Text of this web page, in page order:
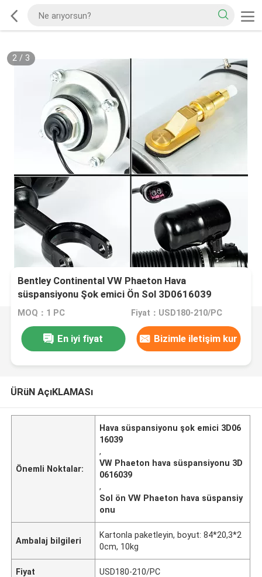
2/ 3
Bentley Continental VW Phaeton Hava
süspansiyonu Şok emici Ön Sol 3D0616039
MOQ：1 PC Fiyat：USD180-210/PC
En iyi fiyat Bizimle iletişim kur
ÜRüN AçıKLAMASı
Önemli Noktalar:
Hava süspansiyonu şok emici 3D06
16039
,
VW Phaeton hava süspansiyonu 3D
0616039
,
Sol ön VW Phaeton hava süspansiy
onu
Ambalaj bilgileri
Kartonla paketleyin, boyut: 84*20,3*2
0cm, 10kg
Fiyat USD180-210/PC